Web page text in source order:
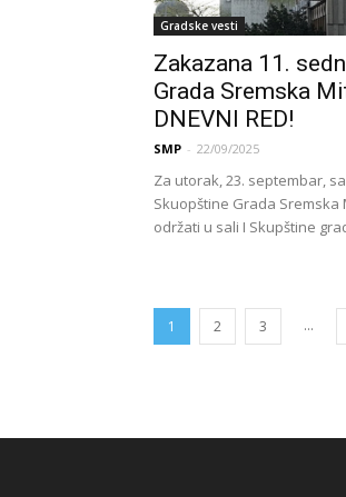
Gradske vesti
Zakazana 11.
Grada Sremska
DNEVNI RED!
SMP - 22/09/2025
Za utorak, 23. septembar,
Skuopštine Grada Sremska
održati u sali I Skupštine
1 2 3 ...